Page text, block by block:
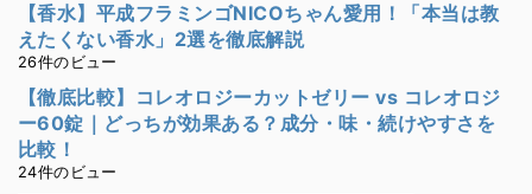
【香水】平成フラミンゴNICOちゃん愛用！「本当は教
えたくない香水」2選を徹底解説
26件のビュー
【徹底比較】コレオロジーカットゼリー vs コレオロジ
ー60錠｜どっちが効果ある？成分・味・続けやすさを
比較！
24件のビュー